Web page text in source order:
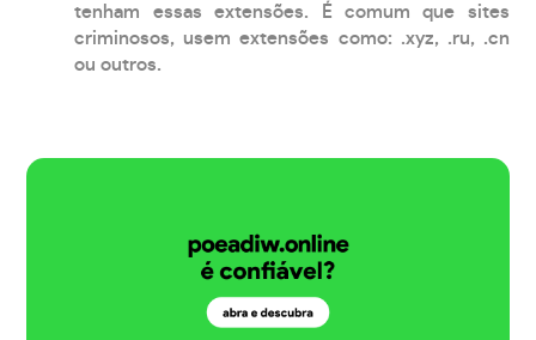
tenham essas extensões. É comum que sites
criminosos, usem extensões como: .xyz, .ru, .cn
ou outros.